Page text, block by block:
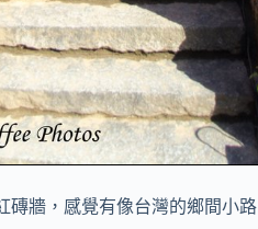
磚牆，感覺有像台灣的鄉間小路